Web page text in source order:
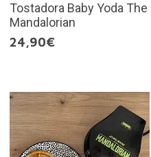
Tostadora Baby Yoda The
Mandalorian
24,90€